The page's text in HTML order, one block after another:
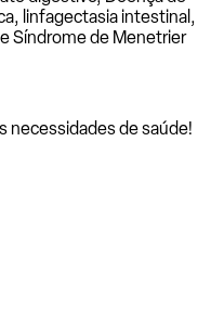
linfagectasia intestinal,
Síndrome de Menetrier
necessidades de saúde!